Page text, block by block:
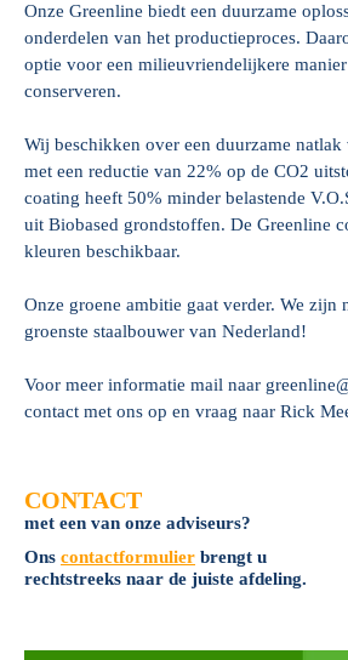
Onze Greenline biedt een duurzame
onderdelen van het productieproces.
optie voor een milieuvriendelijkere manier
conserveren.
Wij beschikken over een duurzame natlak
met een reductie van 22% op de CO2
coating heeft 50% minder belastende
uit Biobased grondstoffen. De Greenline
kleuren beschikbaar.
Onze groene ambitie gaat verder. We zijn
groenste staalbouwer van Nederland!
Voor meer informatie mail naar
contact met ons op en vraag naar Rick
CONTACT
met een van onze adviseurs?
Ons contactformulier brengt u
rechtstreeks naar de juiste afdeling.